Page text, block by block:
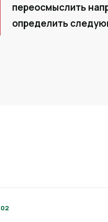
переосмыслить
определить
02